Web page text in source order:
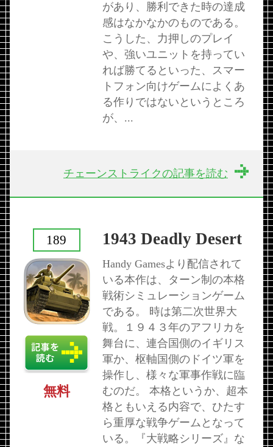
があり、勝利できた時の達成
感はなかなかのものである。
こうした、力押しのプレイ
や、強いユニットを持ってい
れば勝てるといった、スマー
トフォン向けゲームによくあ
る作りではないというところ
が、...
チェーンストライクの記事を読む
1943 Deadly Desert
Handy Gamesより配信されて
いる本作は、ターン制の本格
戦術シミュレーションゲーム
である。 時は第二次世界大
戦。１９４３年のアフリカを
舞台に、連合国側のイギリス
軍か、枢軸国側のドイツ軍を
操作し、様々な軍事作戦に臨
むのだ。 本格というか、超本
格ともいえる内容で、ひたす
ら重厚な戦争ゲームとなって
いる。『大戦略シリーズ』な
189
無料